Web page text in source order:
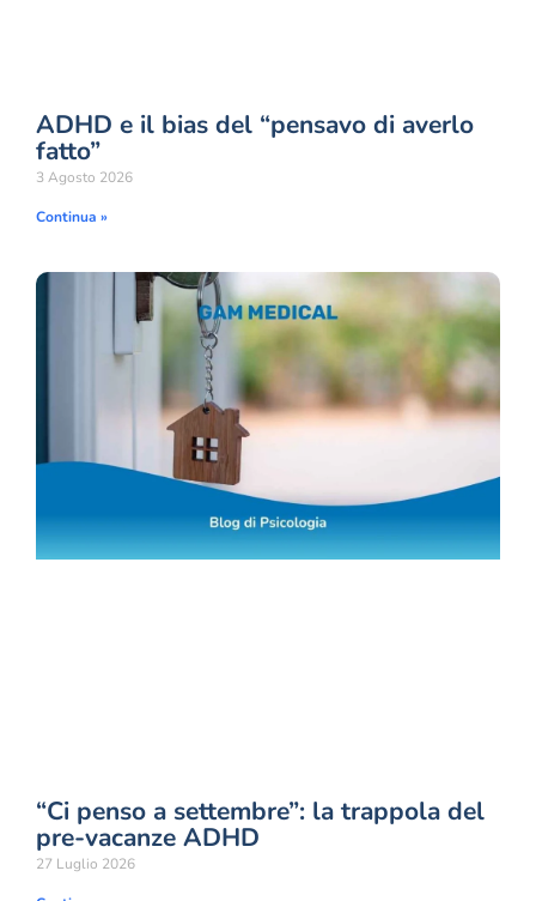
ADHD e il bias del “pensavo di averlo
fatto”
3 Agosto 2026
Continua »
“Ci penso a settembre”: la trappola del
pre-vacanze ADHD
27 Luglio 2026